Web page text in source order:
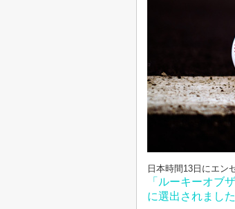
日本時間13日にエン
「ルーキーオブ
に選出されました